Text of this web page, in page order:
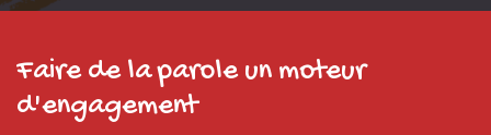
Faire de la parole un moteur
d'engagement